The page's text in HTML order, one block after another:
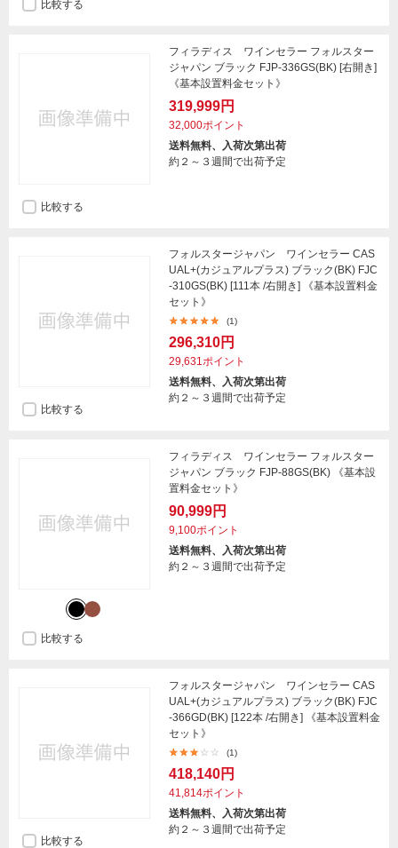
比較する
フィラディス ワインセラー フォルスター
ジャパン ブラック FJP-336GS(BK) [右開き]
《基本設置料金セット》
319,999円
32,000ポイント
送料無料、入荷次第出荷
約２～３週間で出荷予定
比較する
フォルスタージャパン ワインセラー CAS
UAL+(カジュアルプラス) ブラック(BK) FJC
-310GS(BK) [111本 /右開き] 《基本設置料金
セット》
(1)
296,310円
29,631ポイント
送料無料、入荷次第出荷
約２～３週間で出荷予定
比較する
フィラディス ワインセラー フォルスター
ジャパン ブラック FJP-88GS(BK) 《基本設
置料金セット》
90,999円
9,100ポイント
送料無料、入荷次第出荷
約２～３週間で出荷予定
比較する
フォルスタージャパン ワインセラー CAS
UAL+(カジュアルプラス) ブラック(BK) FJC
-366GD(BK) [122本 /右開き] 《基本設置料金
セット》
(1)
418,140円
41,814ポイント
送料無料、入荷次第出荷
約２～３週間で出荷予定
比較する